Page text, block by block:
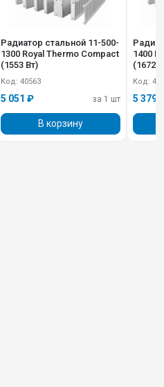
Радиатор стальной 11-500-
1300 Royal Thermo Compact
(1553 Вт)
Код: 40563
5 051 ₽ за 1 шт
В корзину
1400
(1672
Код:
5 379